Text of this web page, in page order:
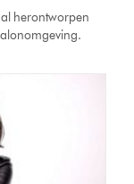
herontworpen